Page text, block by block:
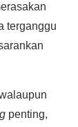
terganggu
penting,